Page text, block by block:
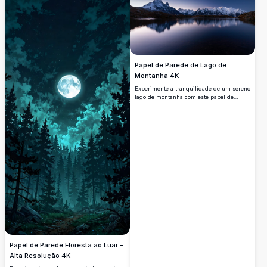
silvestres, um vale sereno com luzes de
vilarejo cintilantes e montanhas
imponentes sob um céu estrelado com
tons roxos. Perfeito para amantes da
natureza e entusiastas de arte que
buscam uma obra de arte digital
Papel de Parede Floresta ao Luar -
Alta Resolução 4K
Papel de Parede de Lago de
Montanha 4K
Experimente a tranquilidade de um sereno
lago de montanha com este papel de